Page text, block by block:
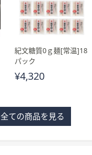
紀文糖質0ｇ麺[常温]18
パック
¥4,320
全ての商品を見る